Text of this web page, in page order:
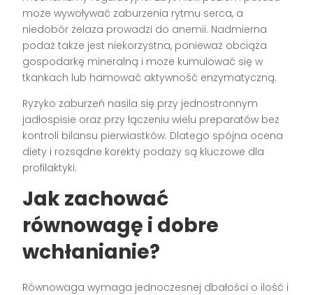
może wywoływać zaburzenia rytmu serca, a
niedobór żelaza prowadzi do anemii. Nadmierna
podaż także jest niekorzystna, ponieważ obciąża
gospodarkę mineralną i może kumulować się w
tkankach lub hamować aktywność enzymatyczną.
Ryzyko zaburzeń nasila się przy jednostronnym
jadłospisie oraz przy łączeniu wielu preparatów bez
kontroli bilansu pierwiastków. Dlatego spójna ocena
diety i rozsądne korekty podaży są kluczowe dla
profilaktyki.
Jak zachować
równowagę i dobre
wchłanianie?
Równowaga wymaga jednoczesnej dbałości o ilość i